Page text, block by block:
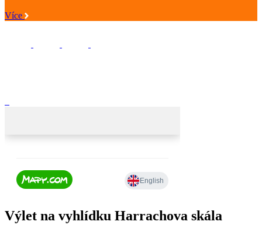
Více
Výlet na vyhlídku Harrachova skála